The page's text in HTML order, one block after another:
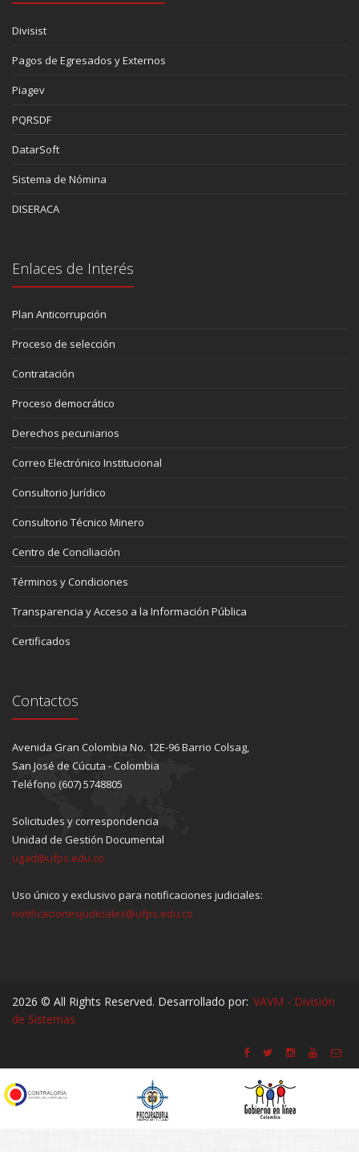
Divisist
Pagos de Egresados y Externos
Piagev
PQRSDF
DatarSoft
Sistema de Nómina
DISERACA
Enlaces de Interés
Plan Anticorrupción
Proceso de selección
Contratación
Proceso democrático
Derechos pecuniarios
Correo Electrónico Institucional
Consultorio Jurídico
Consultorio Técnico Minero
Centro de Conciliación
Términos y Condiciones
Transparencia y Acceso a la Información Pública
Certificados
Contactos
Avenida Gran Colombia No. 12E-96 Barrio Colsag,
San José de Cúcuta - Colombia
Teléfono (607) 5748805
Solicitudes y correspondencia
Unidad de Gestión Documental
ugad@ufps.edu.co
Uso único y exclusivo para notificaciones judiciales:
notificacionesjudiciales@ufps.edu.co
2026 © All Rights Reserved. Desarrollado por: VAVM - División
de Sistemas